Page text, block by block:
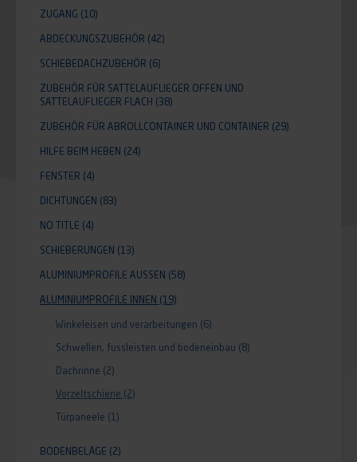
ZUGANG (10)
ABDECKUNGSZUBEHÖR (42)
SCHIEBEDACHZUBEHÖR (6)
ZUBEHÖR FÜR SATTELAUFLIEGER OFFEN UND
SATTELAUFLIEGER FLACH (38)
ZUBEHÖR FÜR ABROLLCONTAINER UND CONTAINER (29)
HILFE BEIM HEBEN (24)
FENSTER (4)
DICHTUNGEN (83)
NO TITLE (4)
SCHIEBERUNGEN (13)
ALUMINIUMPROFILE AUSSEN (58)
ALUMINIUMPROFILE INNEN (19)
Winkeleisen und verarbeitungen (6)
Schwellen, fussleisten und bodeneinbau (8)
Dachrinne (2)
Vorzeltschiene (2)
Türpaneele (1)
BODENBELÄGE (2)